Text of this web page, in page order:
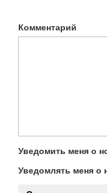
Комментарий
Уведомить меня о
Уведомлять меня о